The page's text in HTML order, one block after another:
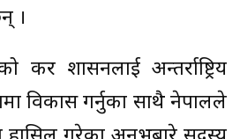
।
कर प्रशासनलाई अन्तर्राष्ट्रिय
विकास गर्नुका साथै नेपालले